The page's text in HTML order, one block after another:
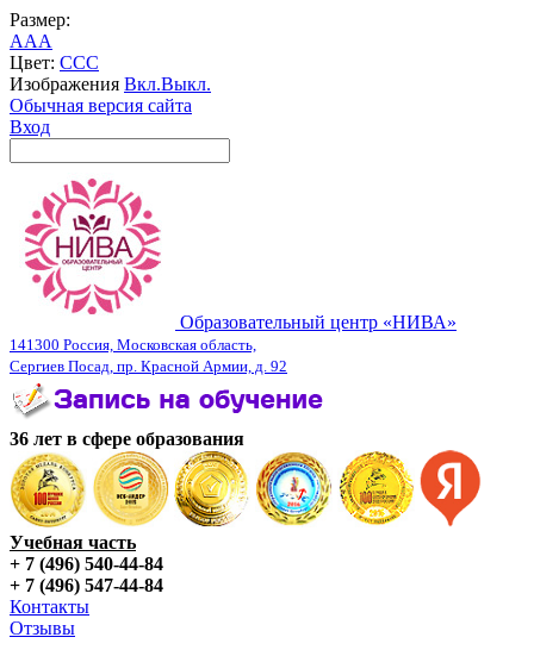
Размер:
AAA
Цвет: CCC
Изображения Вкл.Выкл.
Обычная версия сайта
Вход
Образовательный центр «НИВА»
141300 Россия, Московская область,
Сергиев Посад, пр. Красной Армии, д. 92
36 лет в сфере образования
Учебная часть
+ 7 (496) 540-44-84
+ 7 (496) 547-44-84
Контакты
Отзывы